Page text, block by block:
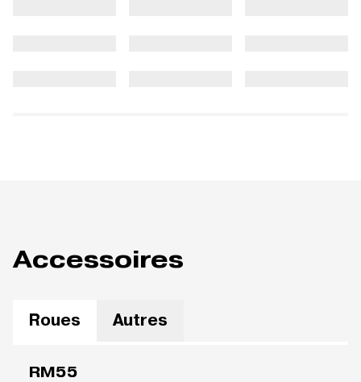
Accessoires
Roues Autres
RM55